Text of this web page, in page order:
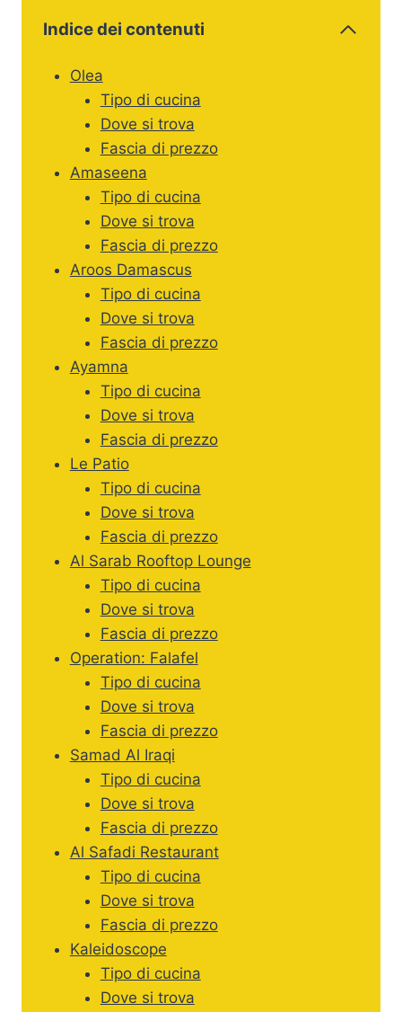
Indice dei contenuti
Olea
Tipo di cucina
Dove si trova
Fascia di prezzo
Amaseena
Tipo di cucina
Dove si trova
Fascia di prezzo
Aroos Damascus
Tipo di cucina
Dove si trova
Fascia di prezzo
Ayamna
Tipo di cucina
Dove si trova
Fascia di prezzo
Le Patio
Tipo di cucina
Dove si trova
Fascia di prezzo
Al Sarab Rooftop Lounge
Tipo di cucina
Dove si trova
Fascia di prezzo
Operation: Falafel
Tipo di cucina
Dove si trova
Fascia di prezzo
Samad Al Iraqi
Tipo di cucina
Dove si trova
Fascia di prezzo
Al Safadi Restaurant
Tipo di cucina
Dove si trova
Fascia di prezzo
Kaleidoscope
Tipo di cucina
Dove si trova